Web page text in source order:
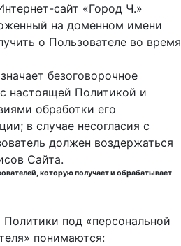
сайт «Город Ч.»
на доменном имени
о Пользователе во время
безоговорочное
настоящей Политикой и
обработки его
в случае несогласия с
должен воздержаться
Сайта.
которую получает и обрабатывает
Политики под «персональной
понимаются: